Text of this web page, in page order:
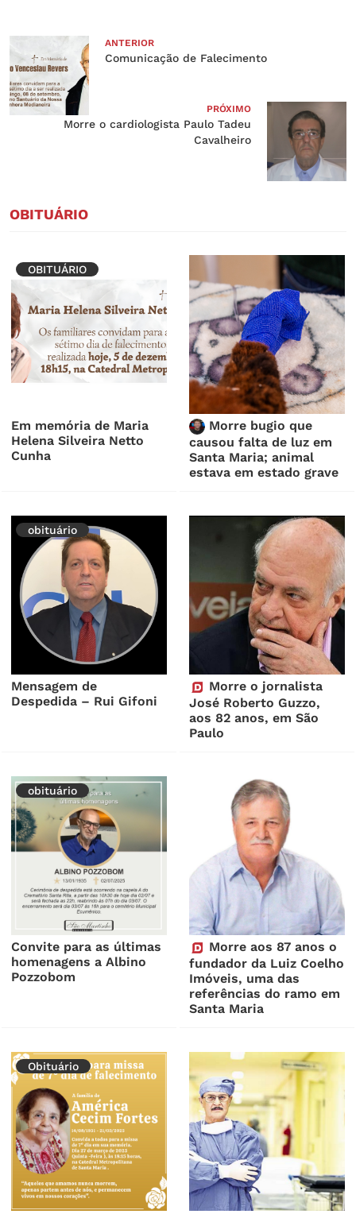
ANTERIOR
Comunicação de Falecimento
PRÓXIMO
Morre o cardiologista Paulo Tadeu
Cavalheiro
OBITUÁRIO
OBITUÁRIO
Em memória de Maria
Helena Silveira Netto
Cunha
Morre bugio que
causou falta de luz em
Santa Maria; animal
estava em estado grave
obituário
Mensagem de
Despedida – Rui Gifoni
Morre o jornalista
José Roberto Guzzo,
aos 82 anos, em São
Paulo
obituário
Convite para as últimas
homenagens a Albino
Pozzobom
Morre aos 87 anos o
fundador da Luiz Coelho
Imóveis, uma das
referências do ramo em
Santa Maria
Obituário